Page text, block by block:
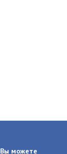
Вы можете